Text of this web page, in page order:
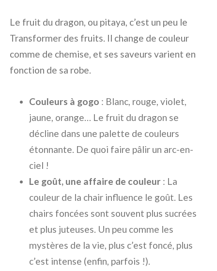
Le fruit du dragon, ou pitaya, c’est un peu le
Transformer des fruits. Il change de couleur
comme de chemise, et ses saveurs varient en
fonction de sa robe.
Couleurs à gogo : Blanc, rouge, violet,
jaune, orange… Le fruit du dragon se
décline dans une palette de couleurs
étonnante. De quoi faire pâlir un arc-en-
ciel !
Le goût, une affaire de couleur : La
couleur de la chair influence le goût. Les
chairs foncées sont souvent plus sucrées
et plus juteuses. Un peu comme les
mystères de la vie, plus c’est foncé, plus
c’est intense (enfin, parfois !).